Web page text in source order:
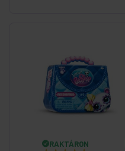
RAKTÁRON